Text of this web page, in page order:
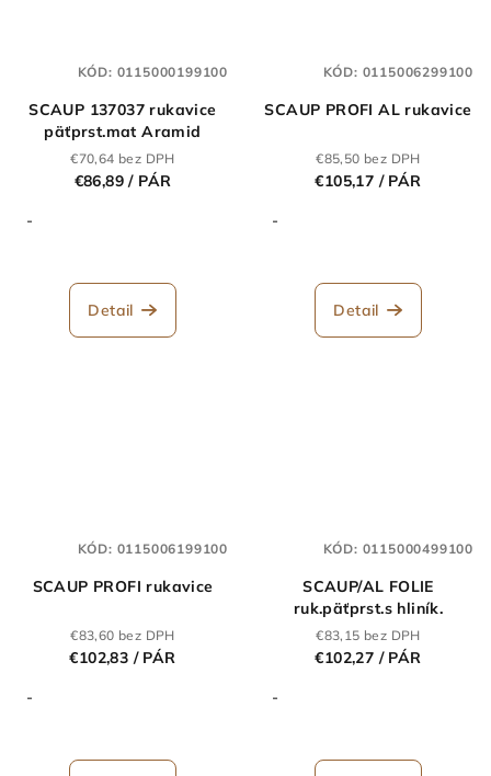
SCAUP 137037 rukavice
päťprst.mat Aramid
€70,64 bez DPH
€86,89/ PÁR
-
Detail
KÓD: 0115000199100
SCAUP PROFI AL rukavice
€85,50 bez DPH
€105,17 / PÁR
-
Detail
KÓD: 0115006299100
SCAUP PROFI rukavice
€83,60 bez DPH
€102,83 / PÁR
-
KÓD: 0115006199100
SCAUP/AL FOLIE
ruk.päťprst.s hliník.
€83,15 bez DPH
€102,27 / PÁR
-
KÓD: 0115000499100